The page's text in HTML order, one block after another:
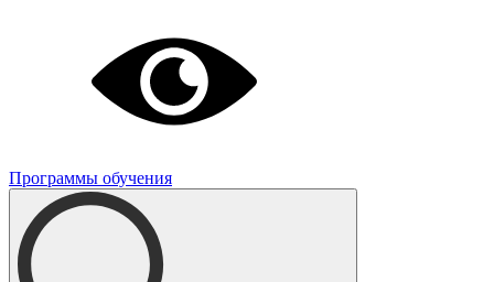
Программы обучения